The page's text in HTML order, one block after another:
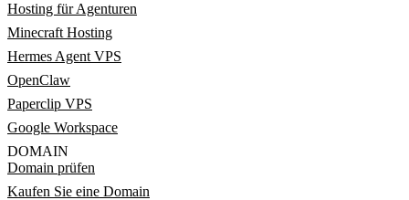
Hosting für Agenturen
Minecraft Hosting
Hermes Agent VPS
OpenClaw
Paperclip VPS
Google Workspace
DOMAIN
Domain prüfen
Kaufen Sie eine Domain